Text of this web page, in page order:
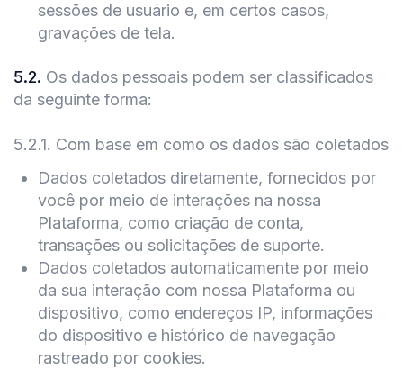
sessões de usuário e, em certos casos,
gravações de tela.
5.2. Os dados pessoais podem ser classificados
da seguinte forma:
5.2.1. Com base em como os dados são coletados
Dados coletados diretamente, fornecidos por
você por meio de interações na nossa
Plataforma, como criação de conta,
transações ou solicitações de suporte.
Dados coletados automaticamente por meio
da sua interação com nossa Plataforma ou
dispositivo, como endereços IP, informações
do dispositivo e histórico de navegação
rastreado por cookies.